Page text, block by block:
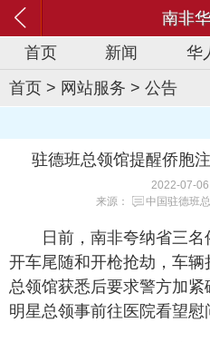
南非
首页
新闻 华
首页 > 网站服务 > 公告
驻德班总领馆提醒侨胞
2022-07-
来源：
中国驻德班
日前，南非夸纳省三
开车尾随和开枪抢劫，车
总领馆获悉后要求警方加
明星总领事前往医院看望慰